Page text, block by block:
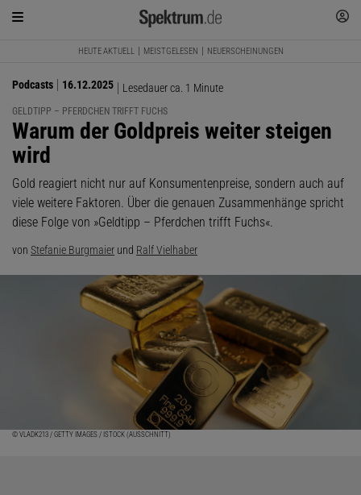
HEUTE AKTUELL MEISTGELESEN NEUERSCHEINUNGEN
Podcasts 16.12.2025 Lesedauer ca. 1 Minute
GELDTIPP – PFERDCHEN TRIFFT FUCHS
:
Warum der Goldpreis weiter steigen
wird
Gold reagiert nicht nur auf Konsumentenpreise, sondern auch auf
viele weitere Faktoren. Über die genauen Zusammenhänge spricht
diese Folge von »Geldtipp – Pferdchen trifft Fuchs«.
von Stefanie Burgmaier und Ralf Vielhaber
© VLADK213 / GETTY IMAGES / ISTOCK (AUSSCHNITT)